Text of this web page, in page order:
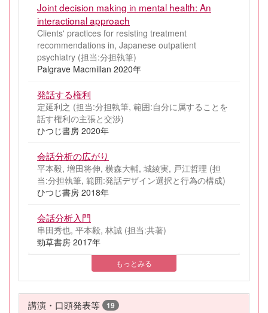
Joint decision making in mental health: An
interactional approach
Clients' practices for resisting treatment
recommendations in, Japanese outpatient
psychiatry (担当:分担執筆)
Palgrave Macmillan 2020年
発話する権利
定延利之 (担当:分担執筆, 範囲:自分に属することを
話す権利の主張と交渉)
ひつじ書房 2020年
会話分析の広がり
平本毅, 増田将伸, 横森大輔, 城綾実, 戸江哲理 (担
当:分担執筆, 範囲:発話デザイン選択と行為の構成)
ひつじ書房 2018年
会話分析入門
串田秀也, 平本毅, 林誠 (担当:共著)
勁草書房 2017年
もっとみる
講演・口頭発表等 19